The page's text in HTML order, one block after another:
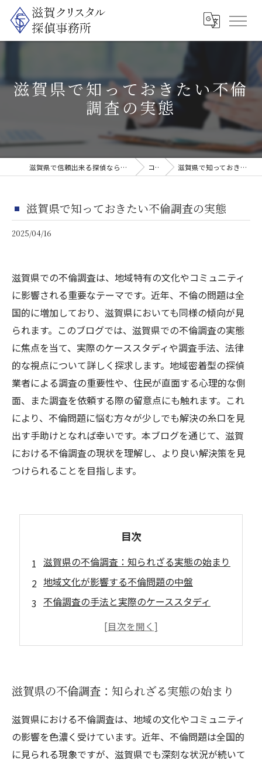
滋賀県で知っておきたい不倫
調査の実態
滋賀県で信頼出来る探偵なら滋賀クリスタル探偵事務所 コラム 滋賀県で知っておきたい不倫調査の実態
滋賀県で知っておきたい不倫調査の実態
2025/04/16
滋賀県での不倫調査は、地域特有の文化やコミュニティ
に影響される重要なテーマです。近年、不倫の問題は全
国的に増加しており、滋賀県においても同様の傾向が見
られます。このブログでは、滋賀県での不倫調査の実態
に焦点を当て、実際のケーススタディや調査手法、法律
的な視点について詳しく探求します。地域密着型の探偵
業者による調査の重要性や、住民が直面する心理的な側
面、また調査を依頼する際の留意点にも触れます。これ
により、不倫問題に悩む方々が少しでも解決の糸口を見
出す手助けとなれば幸いです。本ブログを通じて、滋賀
における不倫調査の現状を理解し、より良い解決策を見
つけられることを目指します。
目次
滋賀県の不倫調査：知られざる実態の始まり
地域文化が影響する不倫問題の中盤
不倫調査の手法と実際のケーススタディ
滋賀県における探偵業者の役割と重要性
滋賀県の不倫調査：知られざる実態の始まり
滋賀県における不倫調査は、地域の文化やコミュニティ
の影響を色濃く受けています。近年、不倫問題は全国的
に見られる現象ですが、滋賀県でも深刻な状況が続いて